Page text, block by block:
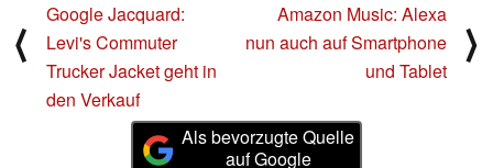
⟨
Google Jacquard:
Levi's Commuter
Trucker Jacket geht in
den Verkauf
Amazon Music: Alexa
nun auch auf Smartphone
und Tablet
⟩
Als bevorzugte Quelle
auf Google